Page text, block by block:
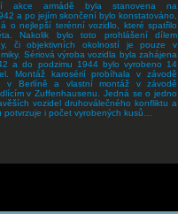
akce armádě byla stanovena na
a po jejím skončení bylo konstatováno,
o nejlepší terénní vozidlo, které spatřilo
Nakolik bylo toto prohlášení dílem
či objektivních okolností je pouze v
Sériová výroba vozidla byla zahájena
a do podzimu 1944 bylo vyrobeno 14
Montáž karosérií probíhala v závodě
v Berlíně a vlastní montáž v závodě
v Zuffenhausenu. Jedná se o jedno
vozidel druhoválečného konfliktu a
potvrzuje i počet vyrobených kusů…